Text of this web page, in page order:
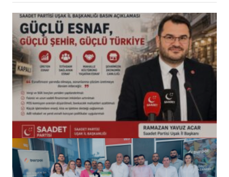
(başlıksız)
Alaattin Karahan tarafından 14/07/2026